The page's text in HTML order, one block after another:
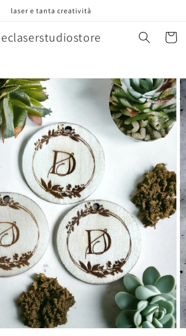
laser e tanta creatività
eclaserstudiostore Carrello